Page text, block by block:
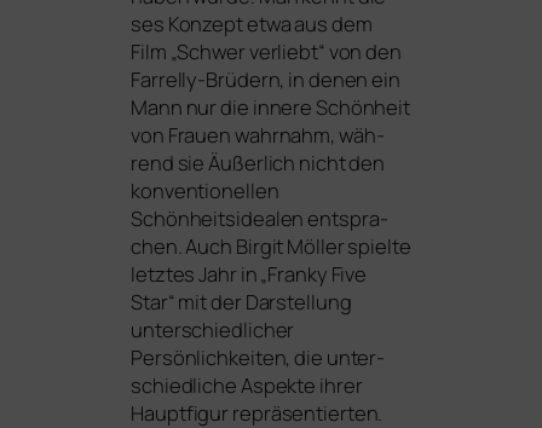
ses Konzept etwa aus dem
Film „Schwer ver­liebt“ von den
Farrelly-Brüdern, in denen ein
Mann nur die inne­re Schönheit
von Frauen wahr­nahm, wäh­
rend sie Äußerlich nicht den
kon­ven­tio­nel­len
Schönheitsidealen ent­spra­
chen. Auch Birgit Möller spiel­te
letz­tes Jahr in „Franky Five
Star“ mit der Darstellung
unter­schied­li­cher
Persönlichkeiten, die unter­
schied­li­che Aspekte ihrer
Hauptfigur repräsentierten.